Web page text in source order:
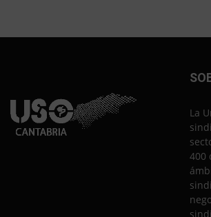
La
400